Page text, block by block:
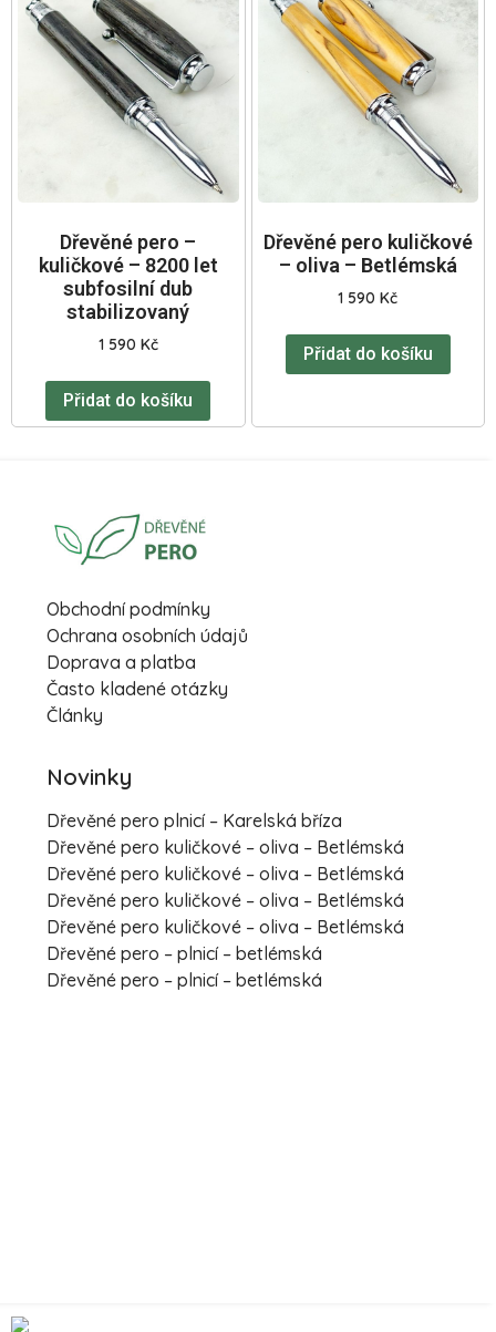
Dřevěné pero –
kuličkové – 8200 let
subfosilní dub
stabilizovaný
1 590 Kč
Přidat do košíku
Dřevěné pero kuličkové
– oliva – Betlémská
1 590Kč
Přidat do košíku
Obchodní podmínky
Ochrana osobních údajů
Doprava a platba
Často kladené otázky
Články
Novinky
Dřevěné pero plnicí – Karelská bříza
Dřevěné pero kuličkové – oliva – Betlémská
Dřevěné pero kuličkové – oliva – Betlémská
Dřevěné pero kuličkové – oliva – Betlémská
Dřevěné pero kuličkové – oliva – Betlémská
Dřevěné pero – plnicí – betlémská
Dřevěné pero – plnicí – betlémská